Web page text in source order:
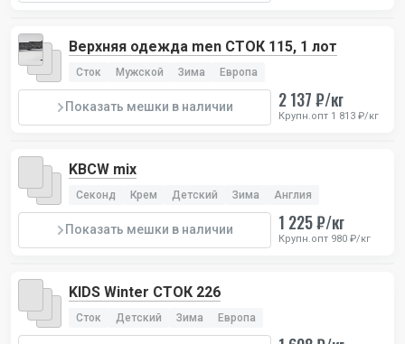
Верхняя одежда men СТОК 115, 1 лот
Сток Мужской Зима Европа
Показать мешки в наличии 2 137 ₽/кг
Крупн.опт 1 813 ₽/кг
KBCW mix
Секонд Крем Детский Зима Англия
Показать мешки в наличии 1 225 ₽/кг
Крупн.опт 980 ₽/кг
KIDS Winter СТОК 226
Сток Детский Зима Европа